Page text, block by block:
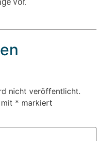
nicht veröffentlicht.
* markiert